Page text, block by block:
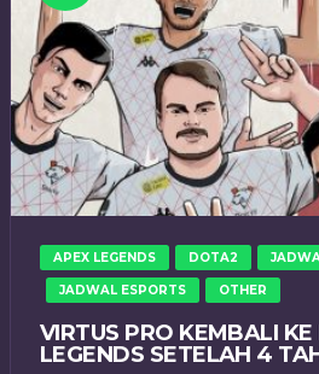
APEX LEGENDS DOTA2
JADWAL ESPORTS OTHER
VIRTUS PRO KEMBALI
LEGENDS SETELAH 4